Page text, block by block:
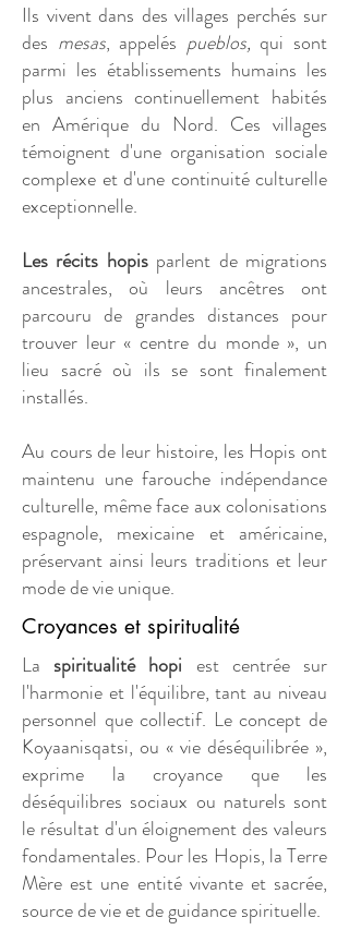
Ils vivent dans des villages perchés sur
des mesas, appelés pueblos, qui sont
parmi les établissements humains les
plus anciens continuellement habités
en Amérique du Nord. Ces villages
témoignent d'une organisation sociale
complexe et d'une continuité culturelle
exceptionnelle.
Les récits hopisparlent de migrations
ancestrales, où leurs ancêtres ont
parcouru de grandes distances pour
trouver leur « centre du monde », un
lieu sacré où ils se sont finalement
installés.
Au cours de leur histoire, les Hopis ont
maintenu une farouche indépendance
culturelle, même face aux colonisations
espagnole, mexicaine et américaine,
préservant ainsi leurs traditions et leur
mode de vie unique.
Croyances et spiritualité
La spiritualité hopi est centrée sur
l'harmonie et l'équilibre, tant au niveau
personnel que collectif. Le concept de
Koyaanisqatsi, ou « vie déséquilibrée »,
exprime la croyance que les
déséquilibres sociaux ou naturels sont
le résultat d'un éloignement des valeurs
fondamentales. Pour les Hopis, la Terre
Mère est une entité vivante et sacrée,
source de vie et de guidance spirituelle.